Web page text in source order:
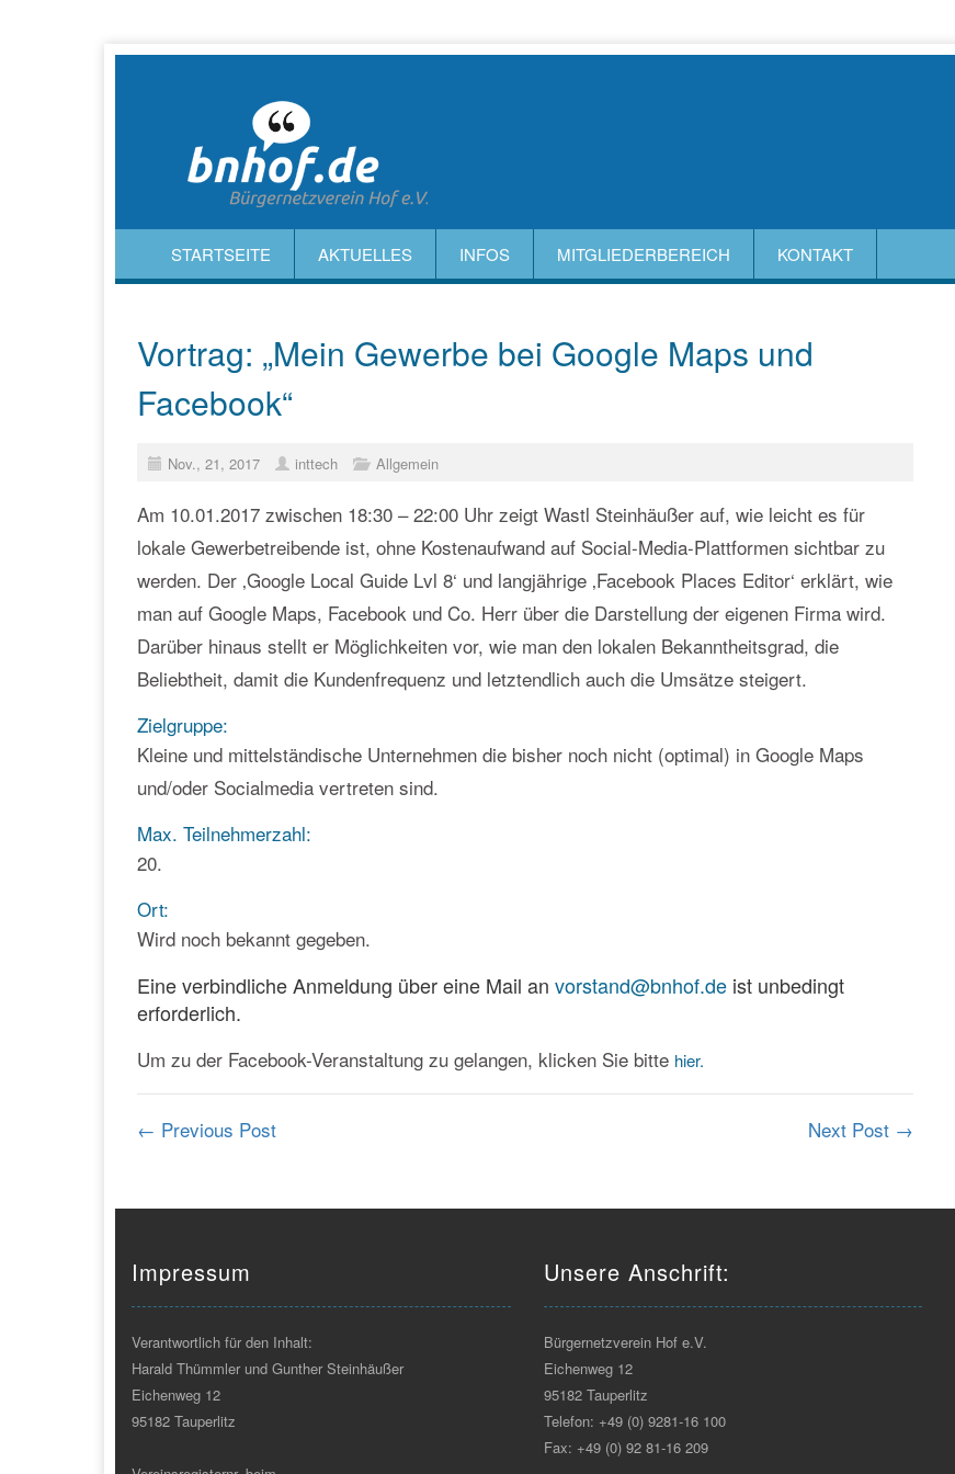
STARTSEITE AKTUELLES INFOS MITGLIEDERBEREICH KONTAKT
Vortrag: „Mein Gewerbe bei Google Maps und
Facebook“
Nov., 21, 2017 inttech Allgemein
Am 10.01.2017 zwischen 18:30 – 22:00 Uhr zeigt Wastl Steinhäußer auf, wie leicht es für
lokale Gewerbetreibende ist, ohne Kostenaufwand auf Social-Media-Plattformen sichtbar zu
werden. Der ‚Google Local Guide Lvl 8‘ und langjährige ‚Facebook Places Editor‘ erklärt, wie
man auf Google Maps, Facebook und Co. Herr über die Darstellung der eigenen Firma wird.
Darüber hinaus stellt er Möglichkeiten vor, wie man den lokalen Bekanntheitsgrad, die
Beliebtheit, damit die Kundenfrequenz und letztendlich auch die Umsätze steigert.
Zielgruppe:
Kleine und mittelständische Unternehmen die bisher noch nicht (optimal) in Google Maps
und/oder Socialmedia vertreten sind.
Max. Teilnehmerzahl:
20.
Ort:
Wird noch bekannt gegeben.
Eine verbindliche Anmeldung über eine Mail an vorstand@bnhof.de ist unbedingt
erforderlich.
Um zu der Facebook-Veranstaltung zu gelangen, klicken Sie bitte hier.
← Previous Post Next Post →
Impressum
Verantwortlich für den Inhalt:
Harald Thümmler und Gunther Steinhäußer
Eichenweg 12
95182 Tauperlitz
Unsere Anschrift:
Bürgernetzverein Hof e.V.
Eichenweg 12
95182 Tauperlitz
Telefon: +49 (0) 9281-16 100
Fax: +49 (0) 92 81-16 209